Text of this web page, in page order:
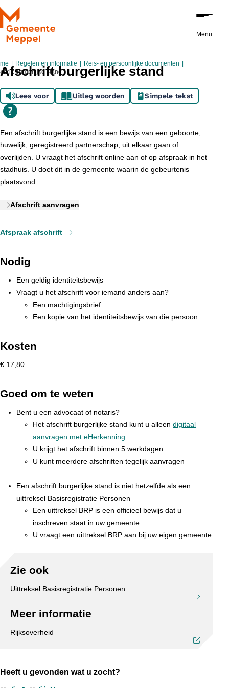
Ga naar de inhoud
Menu
Regelen en informatie
Reis- en persoonlijke documenten
burgerlijke stand
Afschrift burgerlijke stand
Lees voor Uitleg woorden Simpele tekst
Een afschrift burgerlijke stand is een bewijs van een geboorte,
huwelijk, geregistreerd partnerschap, uit elkaar gaan of
overlijden. U vraagt het afschrift online aan of op afspraak in het
stadhuis. U doet dit in de gemeente waarin de gebeurtenis
plaatsvond.
Afschrift aanvragen
Afspraak afschrift
Nodig
Een geldig identiteitsbewijs
Vraagt u het afschrift voor iemand anders aan?
Een machtigingsbrief
Een kopie van het identiteitsbewijs van die persoon
Kosten
€ 17,80
Goed om te weten
Bent u een advocaat of notaris?
Het afschrift burgerlijke stand kunt u alleen digitaal
aanvragen met eHerkenning
U krijgt het afschrift binnen 5 werkdagen
U kunt meerdere afschriften tegelijk aanvragen
Een afschrift burgerlijke stand is niet hetzelfde als een
uittreksel Basisregistratie Personen
Een uittreksel BRP is een officieel bewijs dat u
inschreven staat in uw gemeente
U vraagt een uittreksel BRP aan bij uw eigen gemeente
Zie ook
Uittreksel Basisregistratie Personen
Meer informatie
Rijksoverheid
Heeft u gevonden wat u zocht?